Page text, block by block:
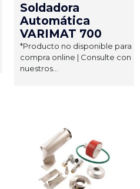
Soldadora
Automática
VARIMAT 700
*Producto no disponible para
compra online | Consulte con
nuestros...